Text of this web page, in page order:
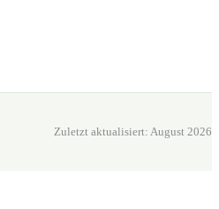
Zuletzt aktualisiert: August 2026